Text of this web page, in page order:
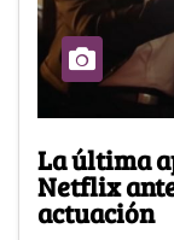
La última
Netflix
actuación